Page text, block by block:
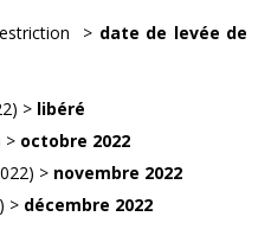
> date de levée de
> libéré
> octobre 2022
> novembre 2022
> décembre 2022